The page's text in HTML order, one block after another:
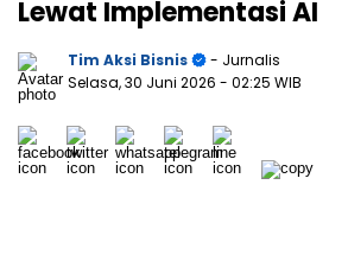
Lewat Implementasi AI
Tim Aksi Bisnis
- Jurnalis
Selasa, 30 Juni 2026 - 02:25 WIB